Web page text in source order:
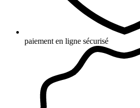
paiement en ligne sécurisé